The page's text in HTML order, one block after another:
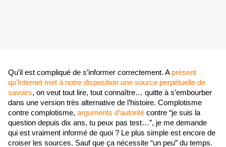
Qu’il est compliqué de s’informer correctement. A présent
qu’Internet met à notre disposition une source perpétuelle de
savoirs, on veut tout lire, tout connaître… quitte à s’embourber
dans une version très alternative de l’histoire. Complotisme
contre complotisme, arguments d’autorité contre “je suis la
question depuis dix ans, tu peux pas test…”, je me demande
qui est vraiment informé de quoi ? Le plus simple est encore de
croiser les sources. Sauf que ça nécessite “un peu” du temps.